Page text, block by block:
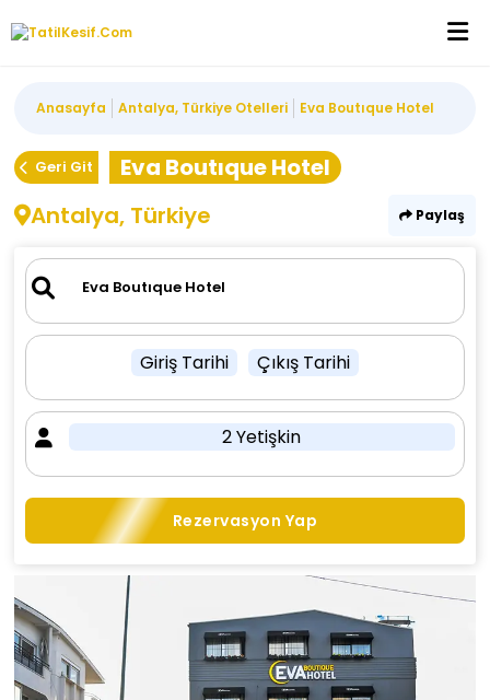
Anasayfa Antalya, Türkiye Otelleri Eva Boutıque Hotel
Geri Git
Eva Boutıque Hotel
Antalya, Türkiye
Paylaş
Giriş Tarihi Çıkış Tarihi
2 Yetişkin
Rezervasyon Yap